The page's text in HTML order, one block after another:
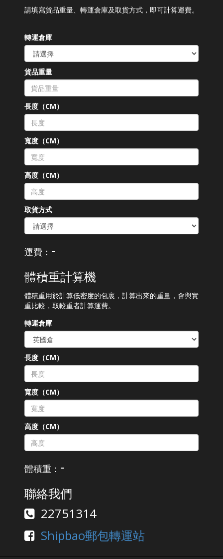
請填寫貨品重量、轉運倉庫及取貨方式，即可計算運費。
轉運倉庫
貨品重量
長度（CM）
寬度（CM）
高度（CM）
取貨方式
運費： -
體積重計算機
體積重用於計算低密度的包裹，計算出來的重量，會與實
重比較，取較重者計算運費。
轉運倉庫
長度（CM）
寬度（CM）
高度（CM）
體積重： -
聯絡我們
22751314
Shipbao郵包轉運站